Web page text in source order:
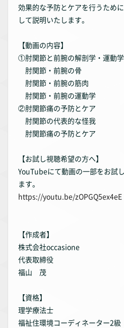
効果的な予防とケアを行うため
して説明いたします。
【動画の内容】
①肘関節と前腕の解剖学・運動学
肘関節・前腕の骨
肘関節・前腕の筋肉
肘関節・前腕の運動学
②肘関節痛の予防とケア
肘関節の代表的な怪我
肘関節痛の予防とケア
【お試し視聴希望の方へ】
YouTubeにて動画の一部をお試
ます。
https://youtu.be/zOPGQ5ex4eE
【作成者】
株式会社occasione
代表取締役
福山 茂
【資格】
理学療法士
福祉住環境コーディネーター2級